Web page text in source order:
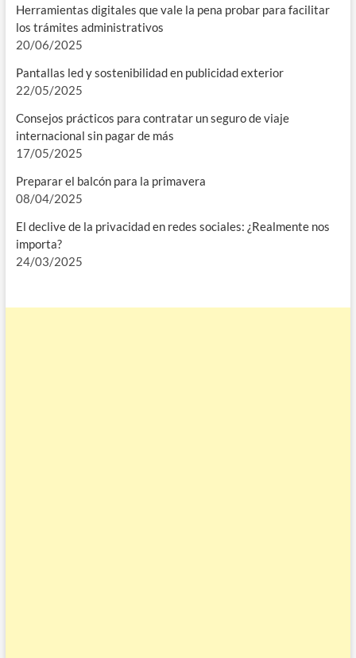
Herramientas digitales que vale la pena probar para facilitar
los trámites administrativos
20/06/2025
Pantallas led y sostenibilidad en publicidad exterior
22/05/2025
Consejos prácticos para contratar un seguro de viaje
internacional sin pagar de más
17/05/2025
Preparar el balcón para la primavera
08/04/2025
El declive de la privacidad en redes sociales: ¿Realmente nos
importa?
24/03/2025